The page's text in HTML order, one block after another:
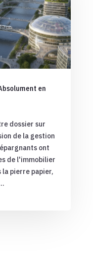
en
dossier sur
de la gestion
ont
de l'immobilier
la pierre papier,